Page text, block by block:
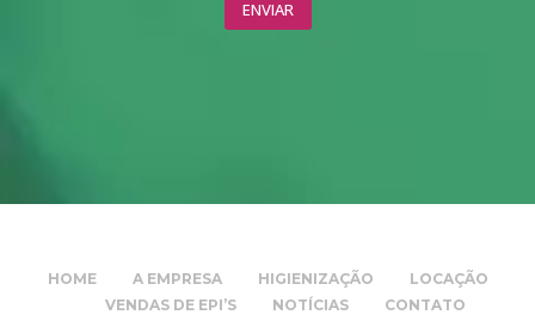
HOME A EMPRESA HIGIENIZAÇÃO
LOCAÇÃO
VENDAS DE EPI’S
NOTÍCIAS CONTATO